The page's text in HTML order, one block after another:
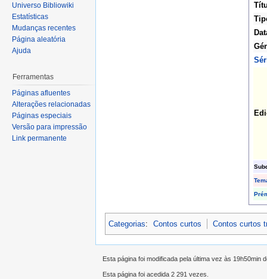
Categorias: Contos curtos Contos curtos
Universo Bibliowiki
Estatísticas
Mudanças recentes
Página aleatória
Ajuda
Ferramentas
Páginas afluentes
Alterações relacionadas
Páginas especiais
Versão para impressão
Link permanente
Esta página foi modificada pela última vez às 19h50min
Esta página foi acedida 2 291 vezes.